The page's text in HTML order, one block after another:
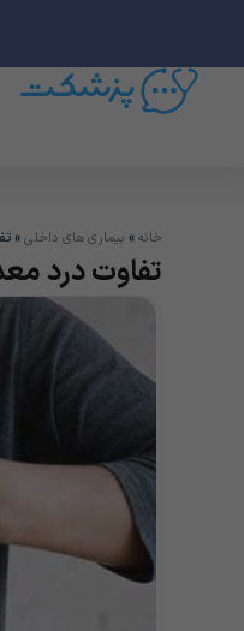
خانه» بیماری های داخلی»
تفاوت درد